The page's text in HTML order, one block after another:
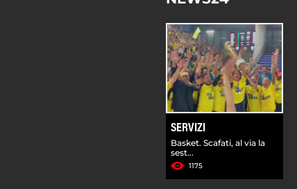
SERVIZI
Basket. Scafati, al via la
sest...
1175